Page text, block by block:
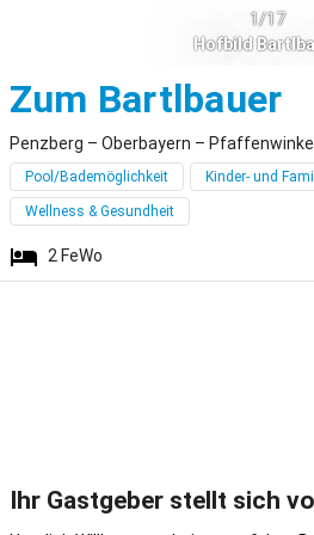
1/17
Hofbild
Zum Bartlbauer
Penzberg – Oberbayern – Pfaffenwinkel
Pool/Bademöglichkeit Kinder- und
Wellness & Gesundheit
2 FeWo
Ihr Gastgeber stellt sich